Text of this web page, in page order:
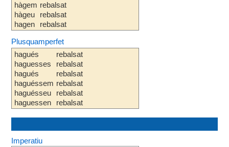
hàgem
hàgeu
hagen
rebalsat
rebalsat
rebalsat
Plusquamperfet
hagués
haguesses
hagués
haguéssem
haguésseu
haguessen
rebalsat
rebalsat
rebalsat
rebalsat
rebalsat
rebalsat
Imperatiu